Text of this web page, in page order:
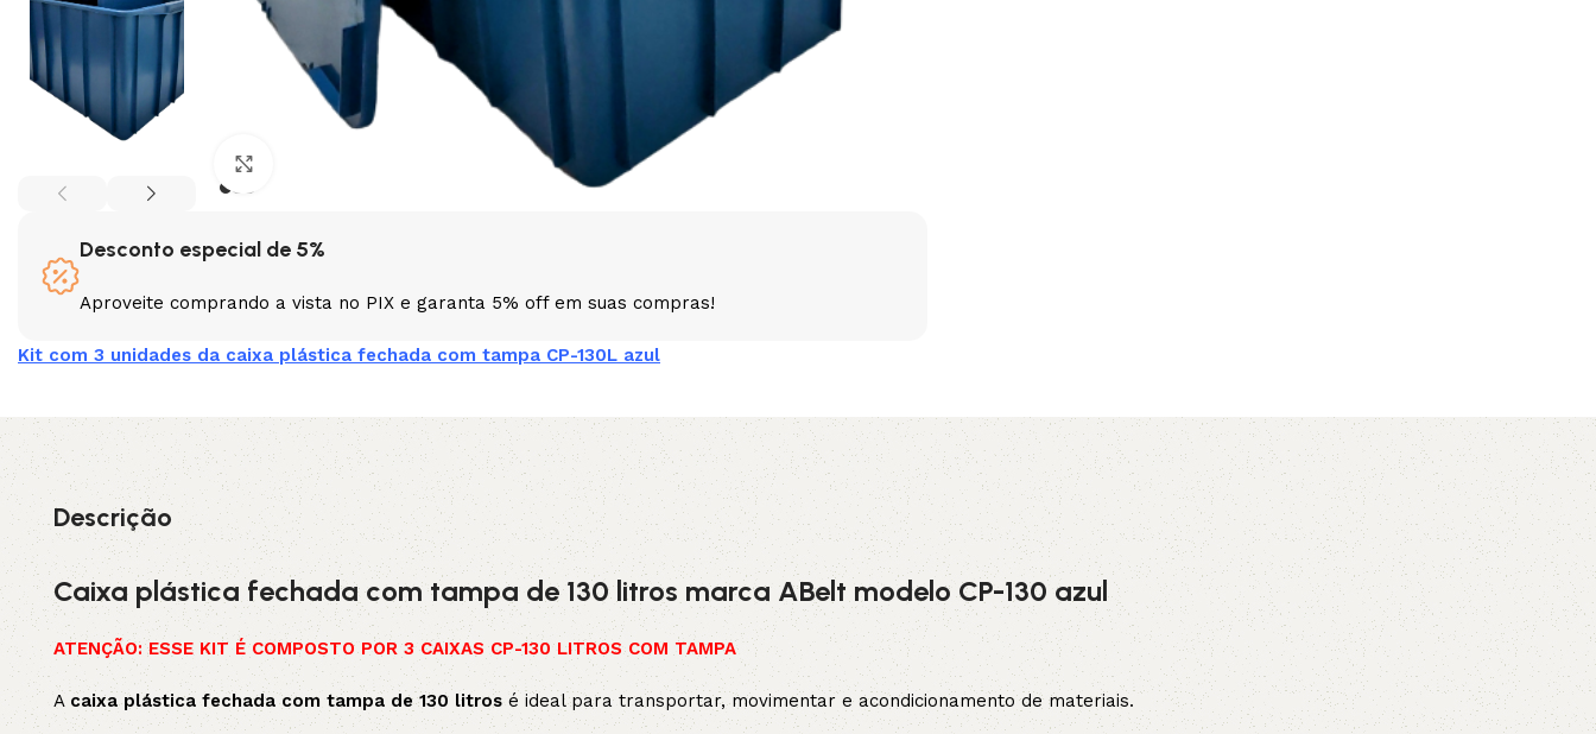
3VX 5VX
A AX
PJ
PL
XPA
Desconto especial de 5%
Aproveite comprando a vista no PIX e garanta 5% off em suas compras!
Kit com 3 unidades da caixa plástica fechada com tampa CP-130L azul
Descrição
Caixa plástica fechada com tampa de 130 litros marca ABelt modelo CP-130 azul
ATENÇÃO: ESSE KIT É COMPOSTO POR 3 CAIXAS CP-130 LITROS COM TAMPA
A caixa plástica fechada com tampa de 130 litros é ideal para transportar, movimentar e acondicionamento de materiais.